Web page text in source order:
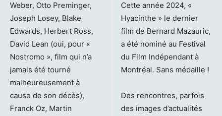
Weber, Otto Preminger,
Joseph Losey, Blake
Edwards, Herbert Ross,
David Lean (oui, pour «
Nostromo », film qui n’a
jamais été tourné
malheureusement à
cause de son décès),
Franck Oz, Martin
Cette année 2024, «
Hyacinthe » le dernier
film de Bernard Mazauric,
a été nominé au Festival
du Film Indépendant à
Montréal. Sans médaille !
Des rencontres, parfois
des images d’actualités